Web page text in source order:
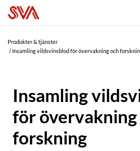
Produkter & tjänster
Insamling vildsvinsblod för övervakning och
Insamling
för övervakning
forskning